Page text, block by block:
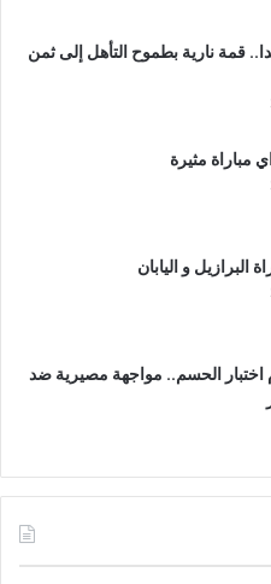
قمة نارية بطموح التأهل إلى ثمن
مباراة مثيرة
البرازيل و اليابان
اختبار الحسم.. مواجهة مصيرية ضد